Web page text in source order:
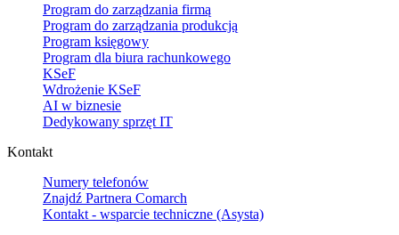
Program do zarządzania firmą
Program do zarządzania produkcją
Program księgowy
Program dla biura rachunkowego
KSeF
Wdrożenie KSeF
AI w biznesie
Dedykowany sprzęt IT
Kontakt
Numery telefonów
Znajdź Partnera Comarch
Kontakt - wsparcie techniczne (Asysta)